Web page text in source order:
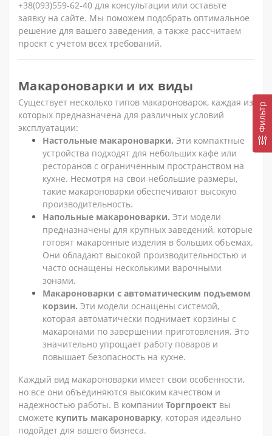
Фильтр
+38(093)559-62-40 для консультации или оставьте
заявку на сайте. Мы поможем подобрать оптимальное
решение для вашего заведения, а также рассчитаем
проект с учетом всех требований.
Макароноварки и их виды
Существует несколько типов макароноварок, каждая из
которых предназначена для различных условий
эксплуатации:
Настольные макароноварки. Эти компактные
устройства подходят для небольших кафе или
ресторанов с ограниченным пространством на
кухне. Несмотря на свои небольшие размеры,
такие макароноварки обеспечивают высокую
производительность.
Напольные макароноварки. Эти модели
предназначены для крупных заведений, которые
готовят макаронные изделия в больших объемах.
Они обладают высокой производительностью и
часто оснащены несколькими варочными
зонами.
Макароноварки с автоматическим подъемом
корзин. Эти модели оснащены системой,
которая автоматически поднимает корзины с
макаронами по завершении приготовления. Это
значительно упрощает работу поваров и
повышает безопасность на кухне.
Каждый вид макароноварки имеет свои особенности,
но все они объединяются высоким качеством и
надежностью работы. В компании Торгпроект вы
сможете купить макароноварку, которая идеально
подойдет для вашего бизнеса.